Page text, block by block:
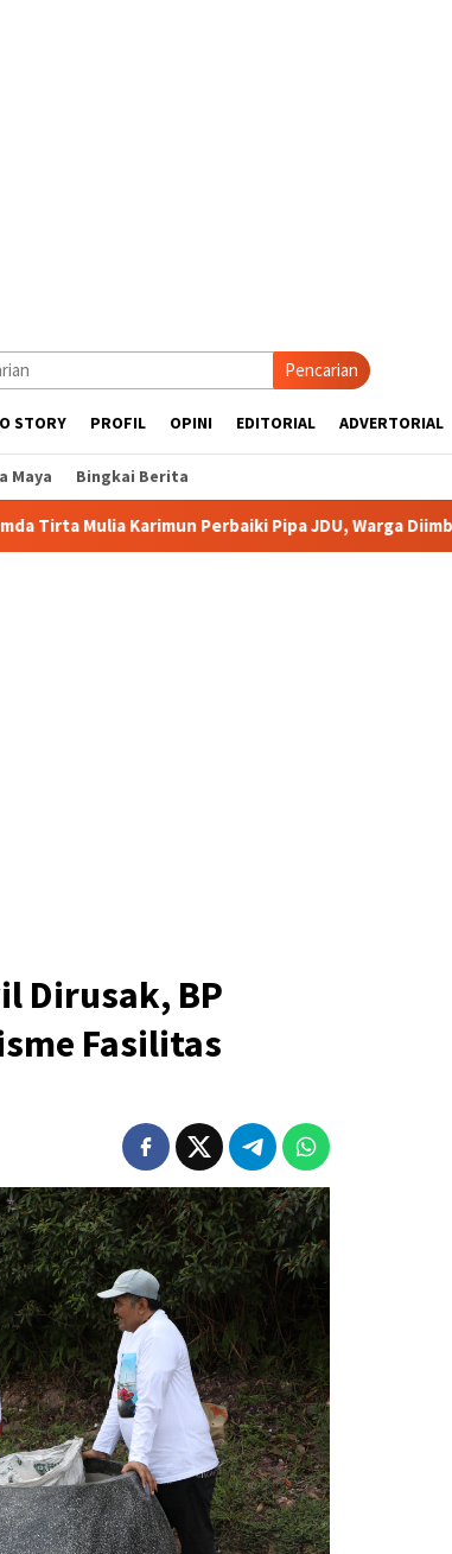
Pencarian
STORY PROFIL OPINI EDITORIAL ADVERTORIAL
Maya Bingkai Berita
Perbaiki Pipa JDU, Warga Diimbau Tampung Air
Dirusak, BP
Fasilitas